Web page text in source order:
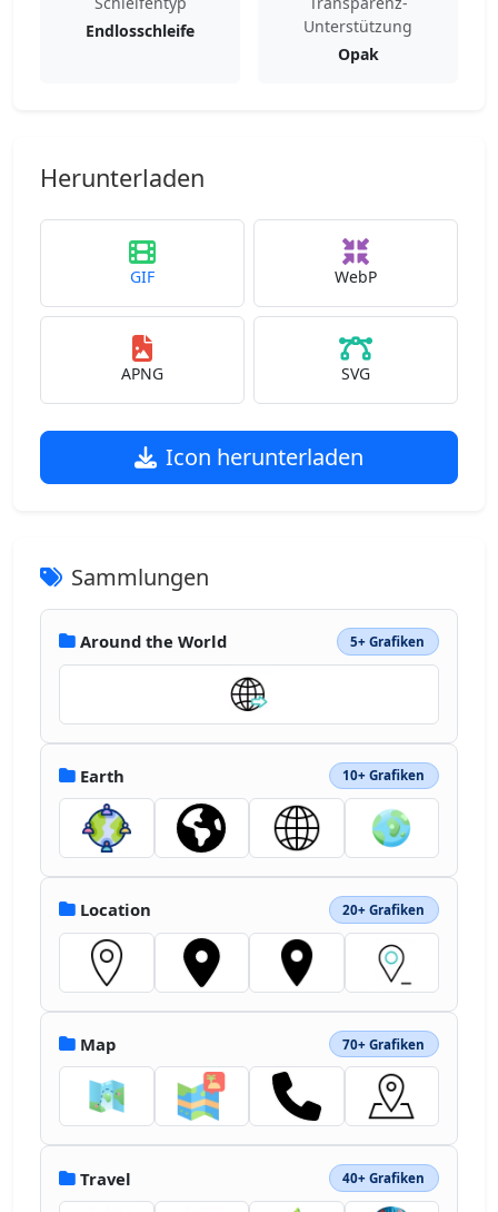
Endlosschleife
Unterstützung
Opak
Herunterladen
GIF WebP
APNG SVG
Icon herunterladen
Sammlungen
Around the World 5+ Grafiken
Earth 10+ Grafiken
Location 20+ Grafiken
Map 70+ Grafiken
Travel 40+ Grafiken